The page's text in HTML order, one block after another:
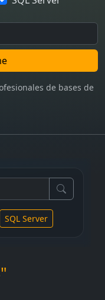
de bases de
SQL Server
"